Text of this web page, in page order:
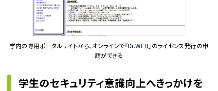
学内の専用ポータルサイトから、オンラインで『Dr.WEB 」のライセンス発行の申
請ができる
学生のセキュリティ意識向上へきっかけを